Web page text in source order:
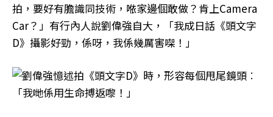
拍，要好有膽識同技術，𠵱家邊個敢做？肯上Camera
Car？」有行內人說劉偉強自大，「我成日話《頭文字
D》攝影好勁，係呀，我係幾厲害㗎！」